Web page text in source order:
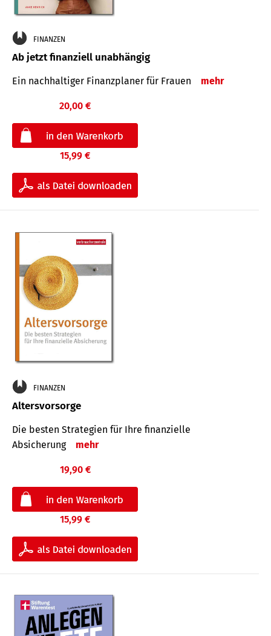
FINANZEN
Ab jetzt finanziell unabhängig
Ein nachhaltiger Finanzplaner für Frauen mehr
20,00 €
15,99 €
FINANZEN
Altersvorsorge
Die besten Strategien für Ihre finanzielle
Absicherung
mehr
19,90 €
15,99 €